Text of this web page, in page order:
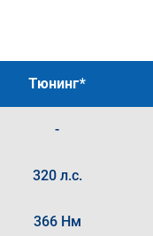
Тюнинг*
-
320 л.с.
366 Нм